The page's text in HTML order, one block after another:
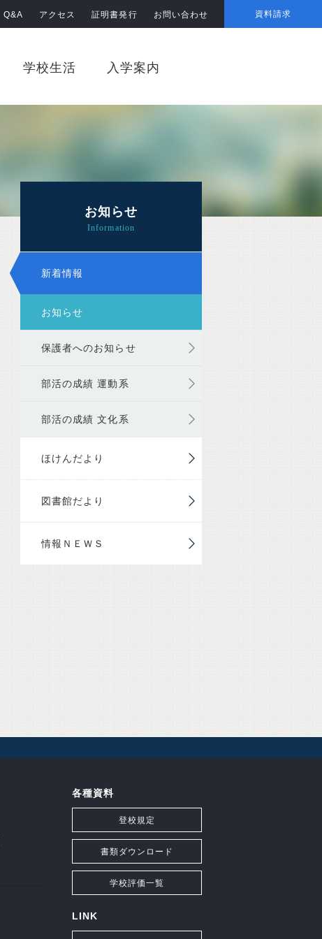
学校生活 入学案内
Q&A アクセス 証明書発行 お問い合わせ 資料請求
お知らせ
新着情報
お知らせ
保護者へのお知らせ
部活の成績 運動系
部活の成績 文化系
ほけんだより
図書館だより
情報ＮＥＷＳ
各種資料
登校規定
書類ダウンロード
学校評価一覧
LINK